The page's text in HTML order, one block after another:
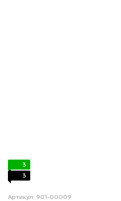
3
3
Артикул: 901-00009